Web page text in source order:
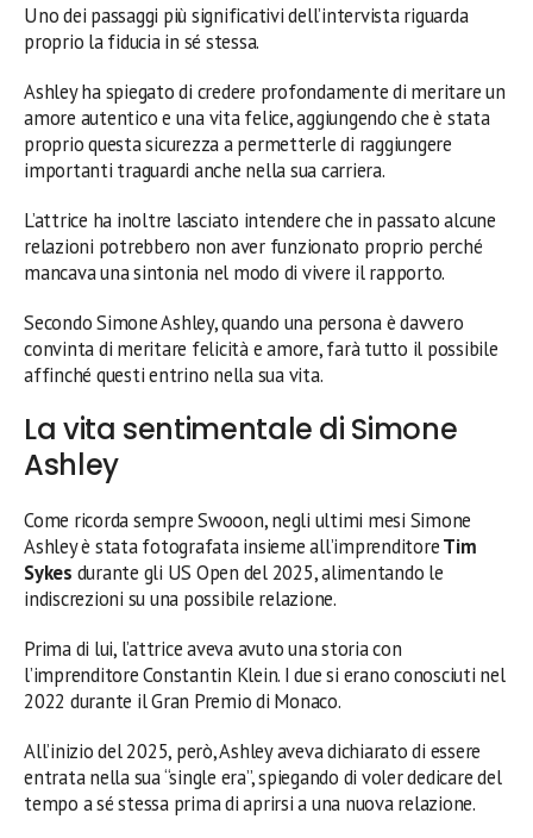
Uno dei passaggi più significativi dell’intervista riguarda
proprio la fiducia in sé stessa.
Ashley ha spiegato di credere profondamente di meritare un
amore autentico e una vita felice, aggiungendo che è stata
proprio questa sicurezza a permetterle di raggiungere
importanti traguardi anche nella sua carriera.
L’attrice ha inoltre lasciato intendere che in passato alcune
relazioni potrebbero non aver funzionato proprio perché
mancava una sintonia nel modo di vivere il rapporto.
Secondo Simone Ashley, quando una persona è davvero
convinta di meritare felicità e amore, farà tutto il possibile
affinché questi entrino nella sua vita.
La vita sentimentale di Simone
Ashley
Come ricorda sempre Swooon, negli ultimi mesi Simone
Ashley è stata fotografata insieme all’imprenditoreTim
Sykes durante gli US Open del 2025, alimentando le
indiscrezioni su una possibile relazione.
Prima di lui, l’attrice aveva avuto una storia con
l’imprenditore Constantin Klein. I due si erano conosciuti nel
2022 durante il Gran Premio di Monaco.
All’inizio del 2025, però, Ashley aveva dichiarato di essere
entrata nella sua “single era”, spiegando di voler dedicare del
tempo a sé stessa prima di aprirsi a una nuova relazione.